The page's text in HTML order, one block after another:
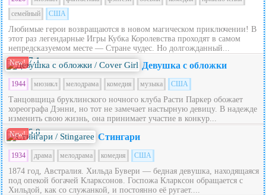
семейный
США
Любимые герои возвращаются в новом магическом приключении! В
этот раз легендарные Игры Кубка Королевства проходят в самом
непредсказуемом месте — Стране чудес. Но долгожданный...
New! 7.1 Девушка с обложки
1944 мюзикл мелодрама комедия музыка США
Танцовщица бруклинского ночного клуба Расти Паркер обожает
хореографа Дэнни, но тот не замечает настырную девицу. В надежде
изменить свою жизнь, она принимает участие в конкур...
New! 5.8 Стингари
1934 драма мелодрама комедия США
1874 год, Австралия. Хильда Бувери — бедная девушка, находящаяся
под опекой богачей Кларксонов. Госпожа Кларксон обращается с
Хильдой, как со служанкой, и постоянно её ругает....